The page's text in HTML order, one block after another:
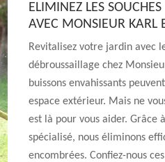
ELIMINEZ LES
AVEC MONSIEUR KARL
Revitalisez votre jardin avec
débroussaillage chez
buissons envahissants
espace extérieur. Mais ne
est là pour vous aider.
spécialisé, nous éliminons
encombrées. Confiez-nous